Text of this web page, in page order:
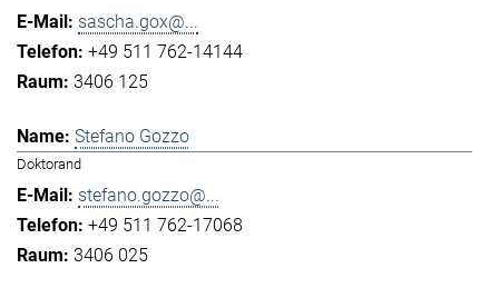
sascha.gox@...
+49 511 762-14144
3406 125
Stefano Gozzo
Doktorand
stefano.gozzo@...
+49 511 762-17068
3406 025